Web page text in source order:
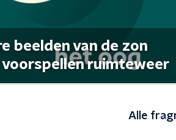
beelden van de zon
ruimteweer
Alle